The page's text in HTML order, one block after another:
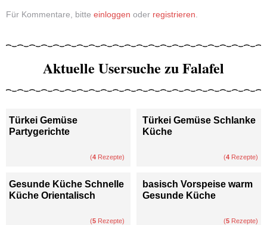
Für Kommentare, bitte einloggen oder registrieren
Aktuelle Usersuche zu Falafel
Türkei Gemüse
Partygerichte
(4 Rezepte)
Türkei Gemüse Schlanke
Küche
(4 Rezepte)
Gesunde Küche Schnelle
Küche Orientalisch
(5 Rezepte)
basisch Vorspeise warm
Gesunde Küche
(5 Rezepte)